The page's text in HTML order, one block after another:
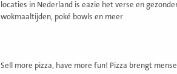
locaties in Nederland is eazie het verse en
wokmaaltijden, poké bowls en meer
Sell more pizza, have more fun! Pizza brengt